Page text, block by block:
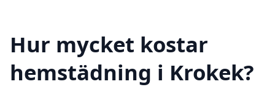
Hur mycket kostar
hemstädning i Krokek?